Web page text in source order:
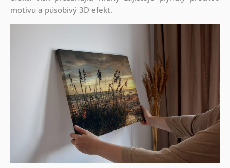
motivu a působivý 3D efekt.